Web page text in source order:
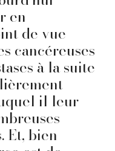
en
de vue
cancéreuses
à la suite
il leur
Et, bien